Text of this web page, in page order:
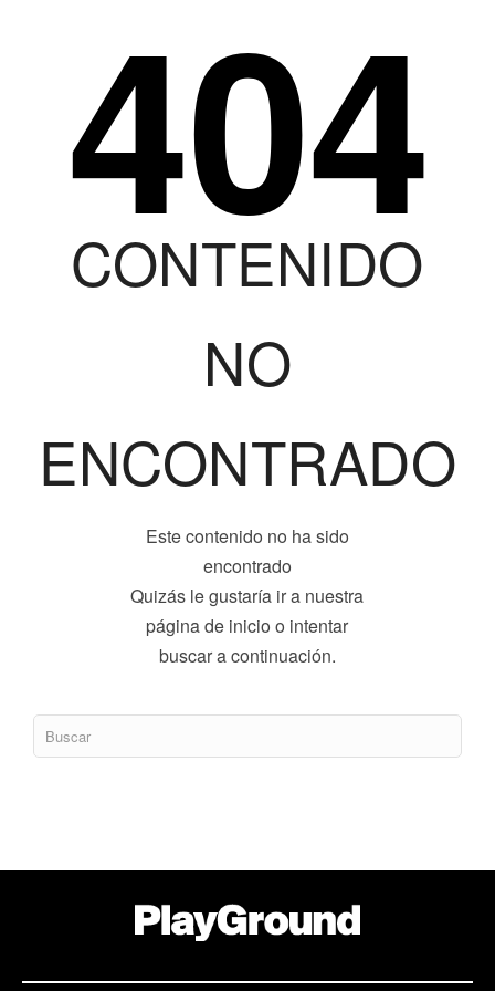
404
CONTENIDO
NO
ENCONTRADO
Este contenido no ha sido
encontrado
Quizás le gustaría ir a nuestra
página de inicio o intentar
buscar a continuación.